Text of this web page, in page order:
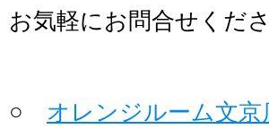
お気軽にお問合せくださ
○ オレンジルーム文京